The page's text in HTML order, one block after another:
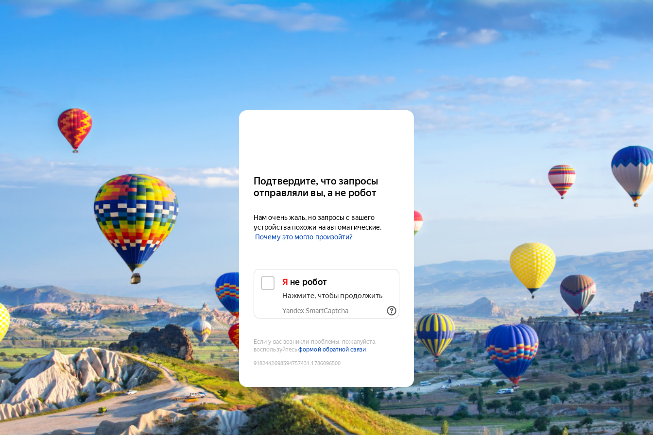
Подтвердите, что запросы
отправляли вы, а не робот
Нам очень жаль, но запросы с вашего
устройства похожи на автоматические.
Почему это могло произойти?
Я не робот
Нажмите, чтобы продолжить
Yandex SmartCaptcha
Если у вас возникли проблемы, пожалуйста,
воспользуйтесьформой обратной связи
9182442698594757431 :1786096500